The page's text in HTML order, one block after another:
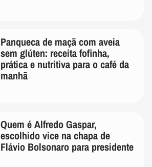
Panqueca de maçã com aveia
sem glúten: receita fofinha,
prática e nutritiva para o café da
manhã
Quem é Alfredo Gaspar,
escolhido vice na chapa de
Flávio Bolsonaro para presidente